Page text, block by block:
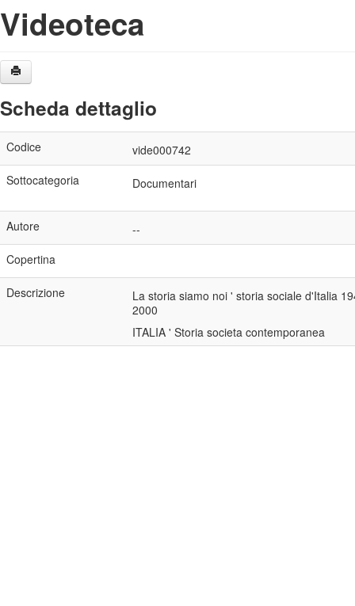
Videoteca
Scheda dettaglio
Codice
vide000742
Sottocategoria
Documentari
Autore
--
Copertina
Descrizione
La storia siamo noi ' storia sociale d'Italia
2000
ITALIA ' Storia societa contemporanea